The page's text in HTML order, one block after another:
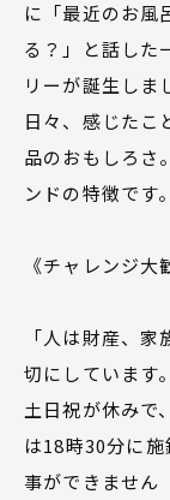
に「最近のお風
る？」と話した
リーが誕生しま
日々、感じたこ
品のおもしろさ
ンドの特徴です。
《チャレンジ大
「人は財産、
切にしています。
土日祝が休みで
は18時30分に
事ができません